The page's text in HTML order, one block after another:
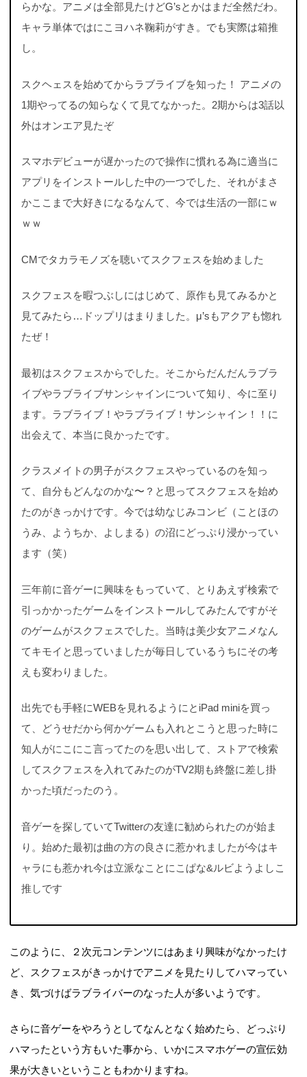
らかな。アニメは全部見たけどG’sとかはまだ全然だわ。
キャラ単体ではにこヨハネ鞠莉がすき。でも実際は箱推
し。
スクヘェスを始めてからラブライブを知った！ アニメの
1期やってるの知らなくて見てなかった。2期からは3話以
外はオンエア見たぞ
スマホデビューが遅かったので操作に慣れる為に適当に
アプリをインストールした中の一つでした、それがまさ
かここまで大好きになるなんて、今では生活の一部にｗ
ｗｗ
CMでタカラモノズを聴いてスクフェスを始めました
スクフェスを暇つぶしにはじめて、原作も見てみるかと
見てみたら…ドップリはまりました。μ’sもアクアも惚れ
たぜ！
最初はスクフェスからでした。そこからだんだんラブラ
イブやラブライブサンシャインについて知り、今に至り
ます。ラブライブ！やラブライブ！サンシャイン！！に
出会えて、本当に良かったです。
クラスメイトの男子がスクフェスやっているのを知っ
て、自分もどんなのかな〜？と思ってスクフェスを始め
たのがきっかけです。今では幼なじみコンビ（ことほの
うみ、ようちか、よしまる）の沼にどっぷり浸かってい
ます（笑）
三年前に音ゲーに興味をもっていて、とりあえず検索で
引っかかったゲームをインストールしてみたんですがそ
のゲームがスクフェスでした。当時は美少女アニメなん
てキモイと思っていましたが毎日しているうちにその考
えも変わりました。
出先でも手軽にWEBを見れるようにとiPad miniを買っ
て、どうせだから何かゲームも入れとこうと思った時に
知人がにこにこ言ってたのを思い出して、ストアで検索
してスクフェスを入れてみたのがTV2期も終盤に差し掛
かった頃だったのう。
音ゲーを探していてTwitterの友達に勧められたのが始ま
り。始めた最初は曲の方の良さに惹かれましたが今はキ
ャラにも惹かれ今は立派なことにこぱな&ルビようよしこ
推しです
このように、２次元コンテンツにはあまり興味がなかったけ
ど、スクフェスがきっかけでアニメを見たりしてハマってい
き、気づけばラブライバーのなった人が多いようです。
さらに音ゲーをやろうとしてなんとなく始めたら、どっぷり
ハマったという方もいた事から、いかにスマホゲーの宣伝効
果が大きいということもわかりますね。